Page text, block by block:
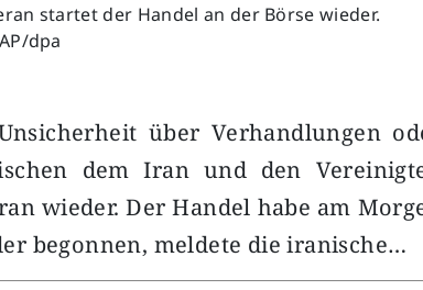
startet der Handel an der Börse wieder.
dpa
über Verhandlungen
dem Iran und den
wieder. Der Handel habe am
begonnen, meldete die iranische…